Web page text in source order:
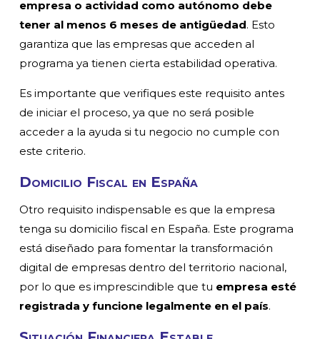
empresa o actividad como autónomo debe
tener al menos 6 meses de antigüedad. Esto
garantiza que las empresas que acceden al
programa ya tienen cierta estabilidad operativa.
Es importante que verifiques este requisito antes
de iniciar el proceso, ya que no será posible
acceder a la ayuda si tu negocio no cumple con
este criterio.
Domicilio Fiscal en España
Otro requisito indispensable es que la empresa
tenga su domicilio fiscal en España. Este programa
está diseñado para fomentar la transformación
digital de empresas dentro del territorio nacional,
por lo que es imprescindible que tu empresa esté
registrada y funcione legalmente en el país.